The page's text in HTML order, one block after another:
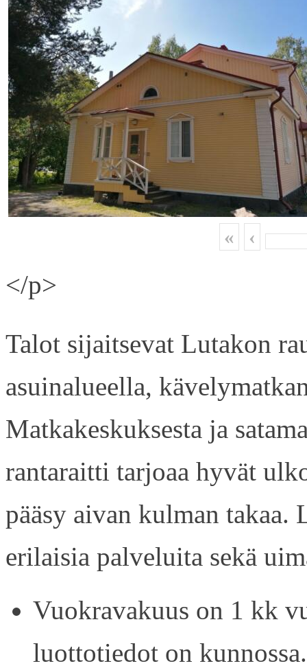
« ‹
</p>
Talot sijaitsevat Lutakon
asuinalueella,
Matkakeskuksesta ja
rantaraitti tarjoaa hyvät
pääsy aivan kulman
erilaisia palveluita sekä
Vuokravakuus on 1 kk
luottotiedot on kunnossa.